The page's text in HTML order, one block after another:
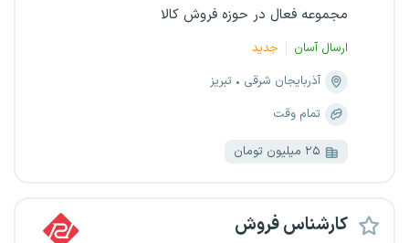
مجموعه فعال در حوزه فروش کالا
ارسال آسان
جدید
آذربایجان شرقی
تبریز
تمام وقت
۲۵ میلیون تومان
کارشناس فروش